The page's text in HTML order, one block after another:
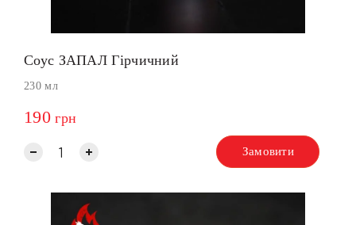
Соус ЗАПАЛ Гірчичний
230 мл
190 грн
Замовити